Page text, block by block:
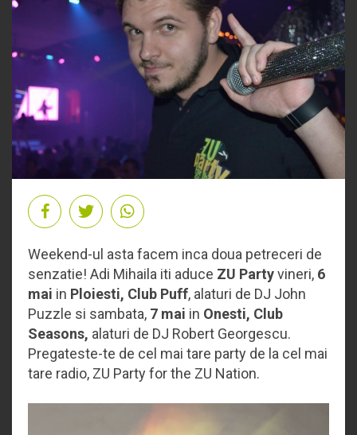
Weekend-ul asta facem inca doua petreceri de
senzatie! Adi Mihaila iti aduce ZU Partyvineri, 6
mai in Ploiesti, Club Puff, alaturi de DJ John
Puzzle si sambata, 7 mai in Onesti, Club
Seasons, alaturi de DJ Robert Georgescu.
Pregateste-te de cel mai tare party de la cel mai
tare radio, ZU Party for the ZU Nation.